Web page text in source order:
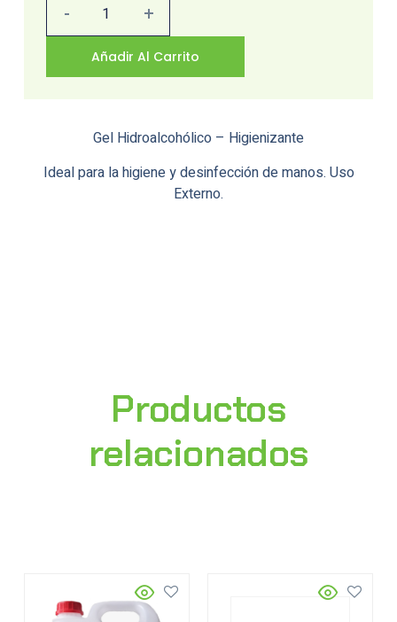
- +
- +
- +
- +
- +
- +
Añadir Al Carrito
Gel Hidroalcohólico – Higienizante
Ideal para la higiene y desinfección de manos. Uso
Externo.
Productos
relacionados